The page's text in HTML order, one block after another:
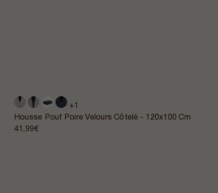
+1
Housse Pouf Poire Velours Côtelé - 120x100 Cm
41,99€